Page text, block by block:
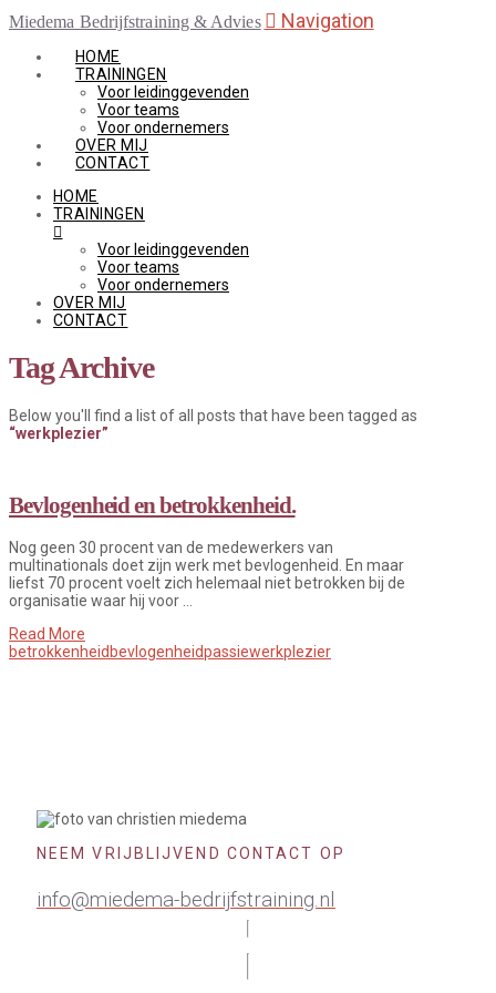
Miedema Bedrijfstraining & Advies Navigation
HOME
TRAININGEN
Voor leidinggevenden
Voor teams
Voor ondernemers
OVER MIJ
CONTACT
HOME
TRAININGEN
Voor leidinggevenden
Voor teams
Voor ondernemers
OVER MIJ
CONTACT
Tag Archive
Below you'll find a list of all posts that have been tagged as
“werkplezier”
Bevlogenheid en betrokkenheid.
Nog geen 30 procent van de medewerkers van
multinationals doet zijn werk met bevlogenheid. En maar
liefst 70 procent voelt zich helemaal niet betrokken bij de
organisatie waar hij voor …
Read More
betrokkenheid bevlogenheidpassiewerkplezier
NEEM VRIJBLIJVEND CONTACT OP
info@miedema-bedrijfstraining.nl